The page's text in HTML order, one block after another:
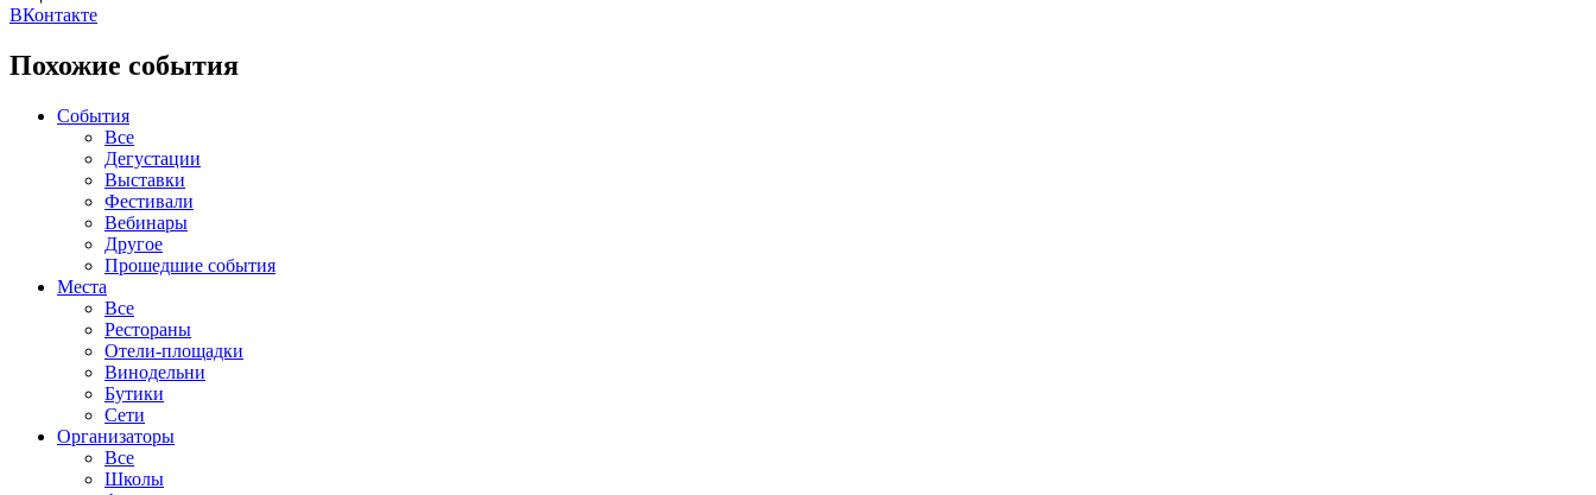
ВКонтакте
Похожие события
События
Все
Дегустации
Выставки
Фестивали
Вебинары
Другое
Прошедшие события
Места
Все
Рестораны
Отели-площадки
Винодельни
Бутики
Сети
Организаторы
Все
Школы